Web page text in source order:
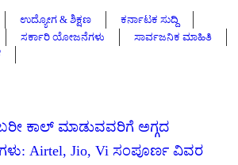
ಉದ್ಯೋಗ & ಶಿಕ್ಷಣ
ಕರ್ನಾಟಕ ಸುದ್ದಿ
ಸರ್ಕಾರಿ ಯೋಜನೆಗಳು
ಸಾರ್ವಜನಿಕ ಮಾಹಿತಿ
ಕಾಲ್ ಮಾಡುವವರಿಗೆ ಅಗ್ಗದ
Airtel, Jio, Vi ಸಂಪೂರ್ಣ ವಿವರ